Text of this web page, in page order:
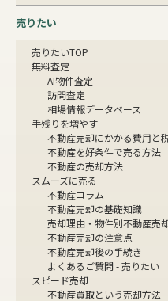
売りたい
売りたいTOP
無料査定
AI物件査定
訪問査定
相場情報データベース
手残りを増やす
不動産売却にかかる費用と
不動産を好条件で売る方法
不動産の売却方法
スムーズに売る
不動産コラム
不動産売却の基礎知識
売却理由・物件別不動産売
不動産売却の注意点
不動産売却後の手続き
よくあるご質問 - 売りたい
スピード売却
不動産買取という売却方法